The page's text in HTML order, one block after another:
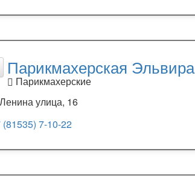
Парикмахерская Эльвира
Парикмахерские
Ленина улица, 16
(81535) 7-10-22